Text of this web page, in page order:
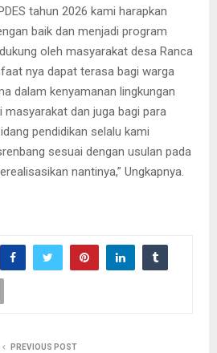
tahun 2026 kami harapkan
baik dan menjadi program
oleh masyarakat desa Ranca
nya dapat terasa bagi warga
dalam kenyamanan lingkungan
masyarakat dan juga bagi para
pendidikan selalu kami
sesuai dengan usulan pada
nantinya,” Ungkapnya.
PREVIOUS POST